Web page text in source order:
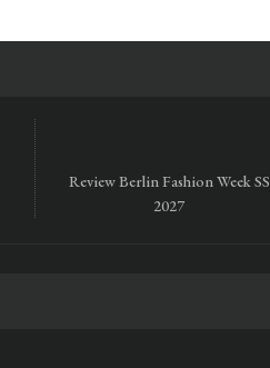
Review Berlin Fashion Week SS
2027